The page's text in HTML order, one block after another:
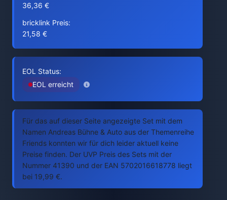
36,36 €
bricklink Preis:
21,58 €
EOL Status:
EOL erreicht
Für das auf dieser Seite angezeigte Set mit dem
Namen Andreas Bühne & Auto aus der Themenreihe
Friends konnten wir für dich leider aktuell keine
Preise finden. Der UVP Preis des Sets mit der
Nummer 41390 und der EAN 5702016618778 liegt
bei 19,99 €.